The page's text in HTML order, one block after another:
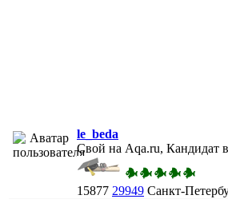
le_beda
Свой на Aqa.ru, Кандидат
15877 29949 Санкт-